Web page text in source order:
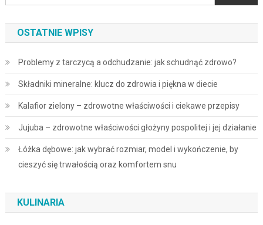
OSTATNIE WPISY
Problemy z tarczycą a odchudzanie: jak schudnąć zdrowo?
Składniki mineralne: klucz do zdrowia i piękna w diecie
Kalafior zielony – zdrowotne właściwości i ciekawe przepisy
Jujuba – zdrowotne właściwości głożyny pospolitej i jej działanie
Łóżka dębowe: jak wybrać rozmiar, model i wykończenie, by
cieszyć się trwałością oraz komfortem snu
KULINARIA